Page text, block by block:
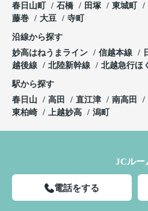
春日山町
石橋 田塚 東城町
藤巻
大豆 寺町
沿線から探す
妙高はねうまライン
信越本線
越後線
北陸新幹線 北越急行ほ
駅から探す
春日山
高田 直江津 南高田
東柏崎
上越妙高 潟町
JCルー
電話をする